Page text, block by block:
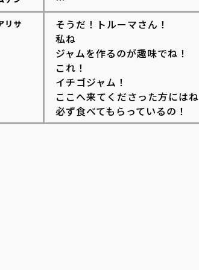
リサ
そうだ！トルーマさん！
私ね
ジャムを作るのが趣味でね！
これ！
イチゴジャム！
ここへ来てくださった方にはね
必ず食べてもらっているの！